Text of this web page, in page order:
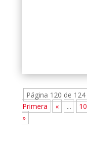
Página 120 de 124
Primera
« ... 10
»